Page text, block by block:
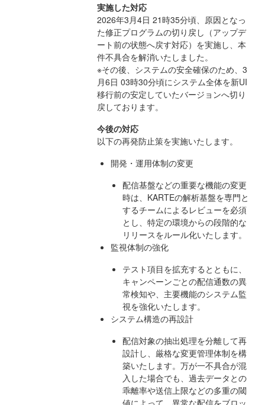
実施した対応
2026年3月4日 21時35分頃、原因となっ
た修正プログラムの切り戻し（アップデ
ート前の状態へ戻す対応）を実施し、本
件不具合を解消いたしました。
※その後、システムの安全確保のため、3
月6日 03時30分頃にシステム全体を新UI
移行前の安定していたバージョンへ切り
戻しております。
今後の対応
以下の再発防止策を実施いたします。
開発・運用体制の変更
配信基盤などの重要な機能の変更
時は、KARTEの解析基盤を専門と
するチームによるレビューを必須
とし、特定の環境からの段階的な
リリースをルール化いたします。
監視体制の強化
テスト項目を拡充するとともに、
キャンペーンごとの配信通数の異
常検知や、主要機能のシステム監
視を強化いたします。
システム構造の再設計
配信対象の抽出処理を分離して再
設計し、厳格な変更管理体制を構
築いたします。万が一不具合が混
入した場合でも、過去データとの
乖離率や送信上限などの多重の閾
値によって、異常な配信をブロッ